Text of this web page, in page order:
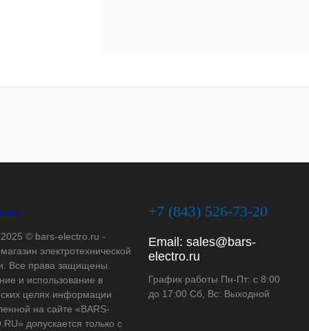
© bars-electro.ru -
электротехнической
Все права защищены.
и использование в
целях информации
на сайте «BARS-
допускается только с
+7 (843) 526-73-20
Email: sales@bars-
electro.ru
График работы Пн-Пт: с 8:00
до 17:00 Сб, Вс: Выходной